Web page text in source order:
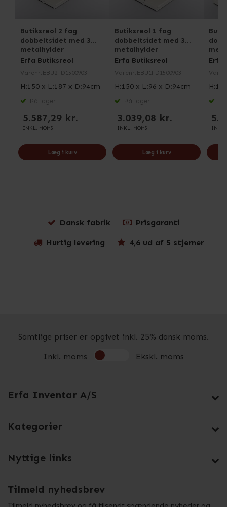
Butiksreol 2 fag
dobbeltsidet med 3
metalhylder
Erfa Butiksreol
Varenr. EBU2FD1500903
H:150 x L:187 x D:94cm
På lager
5.587,29 kr.
INKL. MOMS
Læg i kurv
Butiksreol 1 fag
dobbeltsidet med 3
metalhylder
Erfa Butiksreol
Varenr. EBU1FD1500903
H:150 x L:96 x D:94cm
På lager
3.039,08 kr.
INKL. MOMS
Læg i kurv
Erfa
INKL.
Dansk fabrik Prisgaranti
Hurtig levering 4,6 ud af 5 stjerner
Samtlige priser er opgivet inkl. 25% dansk moms.
Inkl. moms Ekskl. moms
Erfa Inventar A/S
Kategorier
Nyttige links
Tilmeld nyhedsbrev